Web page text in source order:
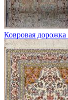
Ковровая дорожка